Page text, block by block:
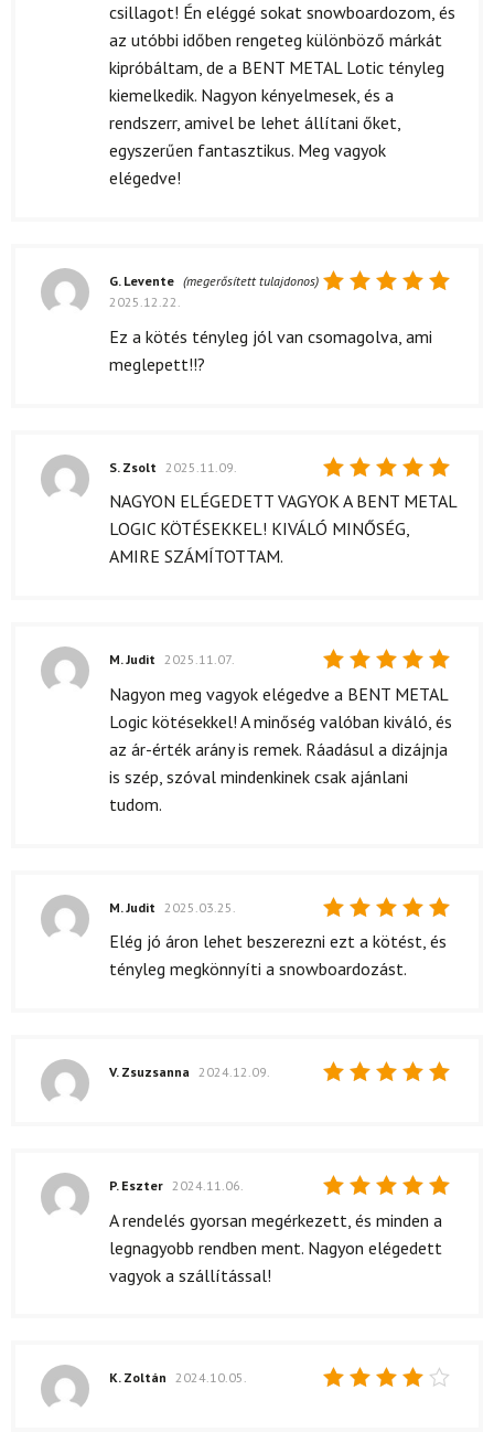
csillagot! Én eléggé sokat snowboardozom, és
az utóbbi időben rengeteg különböző márkát
kipróbáltam, de a BENT METAL Lotic tényleg
kiemelkedik. Nagyon kényelmesek, és a
rendszerr, amivel be lehet állítani őket,
egyszerűen fantasztikus. Meg vagyok
elégedve!
5/ 5
G. Levente (megerősített tulajdonos)
2025.12.22.
Ez a kötés tényleg jól van csomagolva, ami
meglepett!!?
Értékelés:
5
/ 5
S. Zsolt 2025.11.09.
NAGYON ELÉGEDETT VAGYOK A BENT METAL
LOGIC KÖTÉSEKKEL! KIVÁLÓ MINŐSÉG,
AMIRE SZÁMÍTOTTAM.
Értékelés:
M. Judit 2025.11.07.
Nagyon meg vagyok elégedve a BENT METAL
Logic kötésekkel! A minőség valóban kiváló, és
az ár-érték arány is remek. Ráadásul a dizájnja
is szép, szóval mindenkinek csak ajánlani
tudom.
Értékelés:
M. Judit 2025.03.25.
Elég jó áron lehet beszerezni ezt a kötést, és
tényleg megkönnyíti a snowboardozást.
V. Zsuzsanna 2024.12.09.
Értékelés:
/ 5
P. Eszter 2024.11.06.
A rendelés gyorsan megérkezett, és minden a
legnagyobb rendben ment. Nagyon elégedett
vagyok a szállítással!
K. Zoltán 2024.10.05.